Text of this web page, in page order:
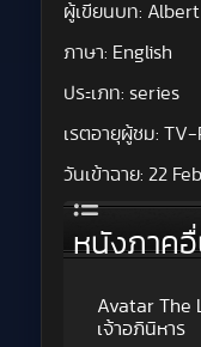
ผู้เขียนบท:
ภาษา: English
ประเภท: series
เรตอายุผู้ชม: TV-
วันเข้าฉาย: 22
หนังภาค
Avatar The
เจ้าอภินิหาร